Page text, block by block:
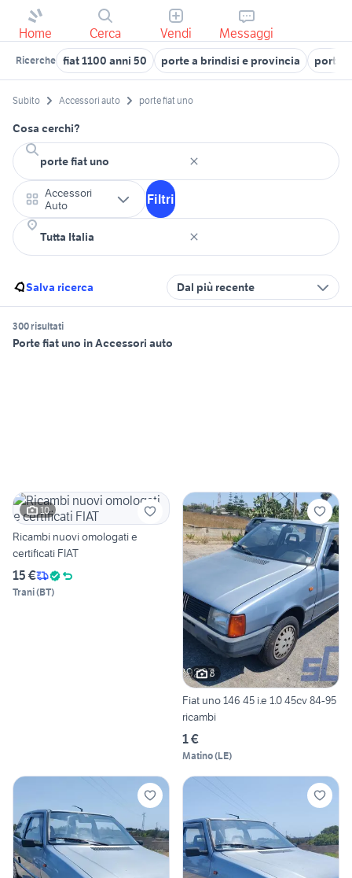
Home Cerca Vendi Messaggi
Ricerche fiat 1100 anni 50 porte a brindisi e provincia porte
Subito Accessori auto porte fiat uno
Cosa cerchi?
Accessori
Auto
Filtri
Salva ricerca Dal più recente
300 risultati
Porte fiat uno in Accessori auto
10
Ricambi nuovi omologati e
certificati FIAT
15 €
Trani(BT)
8
Fiat uno 146 45 i.e 1.0 45cv 84-95
ricambi
1 €
Matino(LE)